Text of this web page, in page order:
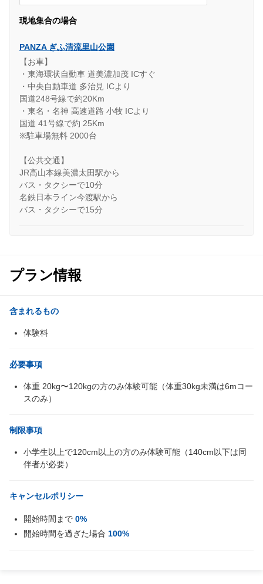
現地集合の場合
PANZA ぎふ清流里山公園
【お車】
・東海環状自動車 道美濃加茂 ICすぐ
・中央自動車道 多治見 ICより
国道248号線で約20Km
・東名・名神 高速道路 小牧 ICより
国道 41号線で約 25Km
※駐車場無料 2000台
【公共交通】
JR高山本線美濃太田駅から
バス・タクシーで10分
名鉄日本ライン今渡駅から
バス・タクシーで15分
プラン情報
含まれるもの
体験料
必要事項
体重 20kg〜120kgの方のみ体験可能（体重30kg未満は6mコー
スのみ）
制限事項
小学生以上で120cm以上の方のみ体験可能（140cm以下は同
伴者が必要）
キャンセルポリシー
開始時間まで 0%
開始時間を過ぎた場合 100%